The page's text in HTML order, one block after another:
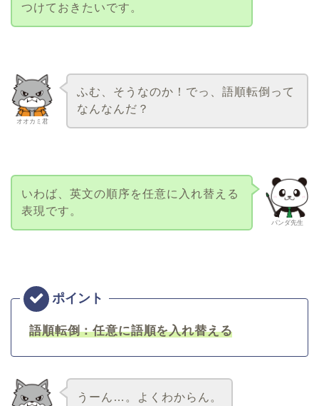
つけておきたいです。
オオカミ君
ふむ、そうなのか！でっ、語順転倒って
なんなんだ？
パンダ先生
いわば、英文の順序を任意に入れ替える
表現です。
語順転倒：任意に語順を入れ替える
うーん…。よくわからん。